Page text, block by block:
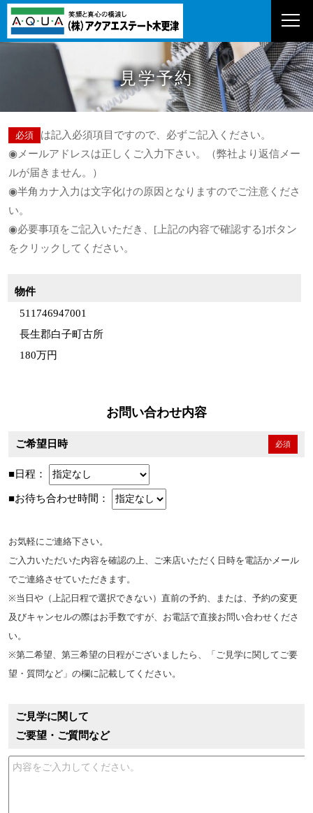
見学予約
必須
は記入必須項目ですので、必ずご記入ください。
◉メールアドレスは正しくご入力下さい。（弊社より返信メー
ルが届きません。）
◉半角カナ入力は文字化けの原因となりますのでご注意くださ
い。
◉必要事項をご記入いただき、[上記の内容で確認する]ボタン
をクリックしてください。
511746947001
長生郡白子町古所
180万円
お問い合わせ内容
ご希望日時 必須
■日程：
■お待ち合わせ時間：
お気軽にご連絡下さい。
ご入力いただいた内容を確認の上、ご来店いただく日時を電話かメール
でご連絡させていただきます。
※当日や（上記日程で選択できない）直前の予約、または、予約の変更
及びキャンセルの際はお手数ですが、お電話で直接お問い合わせくださ
い。
※第二希望、第三希望の日程がございましたら、「ご見学に関してご要
望・質問など」の欄に記載してください。
ご見学に関して
ご要望・ご質問など